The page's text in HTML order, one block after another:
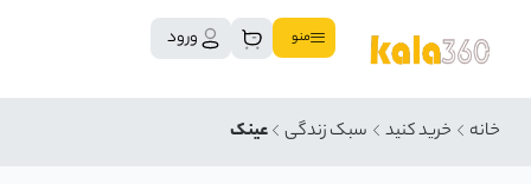
منو ورود
خانه خرید کنید سبک زندگی عینک